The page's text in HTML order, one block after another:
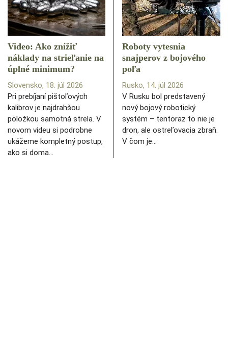
Video: Ako znížiť
náklady na strieľanie na
úplné minimum?
Slovensko, 18. júl 2026
Pri prebíjaní pištoľových
kalibrov je najdrahšou
položkou samotná strela. V
novom videu si podrobne
ukážeme kompletný postup,
ako si doma…
Roboty vytesnia
snajperov z bojového
poľa
Rusko, 14. júl 2026
V Rusku bol predstavený
nový bojový robotický
systém – tentoraz to nie je
dron, ale ostreľovacia zbraň.
V čom je…